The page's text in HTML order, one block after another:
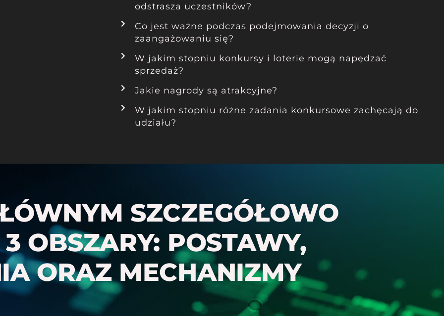
odstrasza uczestników?
Co jest ważne podczas podejmowania decyzji o
zaangażowaniu się?
W jakim stopniu konkursy i loterie mogą napędzać
sprzedaż?
Jakie nagrody są atrakcyjne?
W jakim stopniu różne zadania konkursowe zachęcają do
udziału?
SZCZEGÓŁOWO
OBSZARY: POSTAWY,
ORAZ MECHANIZMY